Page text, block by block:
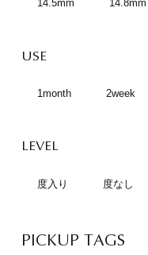
14.5mm 14.8mm
USE
1month 2week
LEVEL
度入り 度なし
PICKUP TAGS